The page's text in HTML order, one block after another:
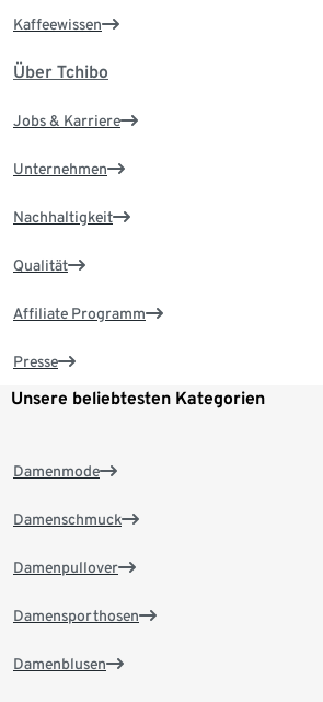
Kaffeewissen
Über Tchibo
Jobs & Karriere
Unternehmen
Nachhaltigkeit
Qualität
Affiliate Programm
Presse
Unsere beliebtesten Kategorien
Damenmode
Damenschmuck
Damenpullover
Damensporthosen
Damenblusen